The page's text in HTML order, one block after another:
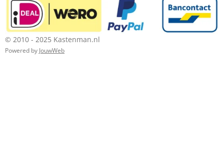
© 2010 - 2025 Kastenman.nl
Powered by JouwWeb